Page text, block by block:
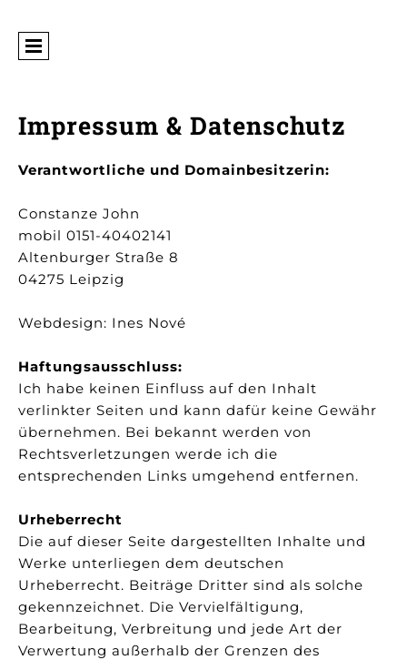
Impressum & Datenschutz
Verantwortliche und Domainbesitzerin:
Constanze John
mobil 0151-40402141
Altenburger Straße 8
04275 Leipzig
Webdesign: Ines Nové
Haftungsausschluss:
Ich habe keinen Einfluss auf den Inhalt
verlinkter Seiten und kann dafür keine Gewähr
übernehmen. Bei bekannt werden von
Rechtsverletzungen werde ich die
entsprechenden Links umgehend entfernen.
Urheberrecht
Die auf dieser Seite dargestellten Inhalte und
Werke unterliegen dem deutschen
Urheberrecht. Beiträge Dritter sind als solche
gekennzeichnet. Die Vervielfältigung,
Bearbeitung, Verbreitung und jede Art der
Verwertung außerhalb der Grenzen des